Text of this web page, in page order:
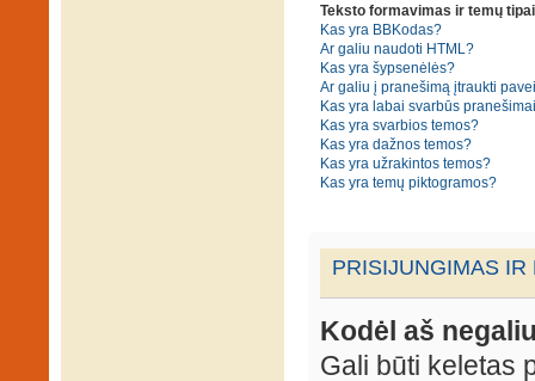
Teksto formavimas ir temų tipai
Kas yra BBKodas?
Ar galiu naudoti HTML?
Kas yra šypsenėlės?
Ar galiu į pranešimą įtraukti
Kas yra labai svarbūs
Kas yra svarbios temos?
Kas yra dažnos temos?
Kas yra užrakintos temos?
Kas yra temų piktogramos?
PRISIJUNGIMAS IR
Kodėl aš
Gali būti keletas